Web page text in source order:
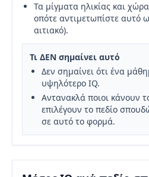
Τα μίγματα ηλικίας και
οπότε αντιμετωπίστε αυτό
αιτιακό).
Τι ΔΕΝ σημαίνει αυτό
Δεν σημαίνει ότι ένα
υψηλότερο IQ.
Αντανακλά ποιοι κάνουν
επιλέγουν το πεδίο
σε αυτό το φορμά.